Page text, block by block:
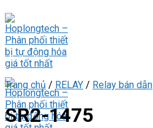
Skip
to
content
Trang chủ / RELAY / Relay bán dẫn
SR2-1475